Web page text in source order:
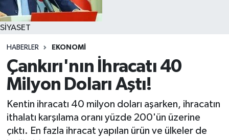
SİYASET
HABERLER EKONOMİ
Çankırı'nın İhracatı 40
Milyon Doları Aştı!
Kentin ihracatı 40 milyon doları aşarken, ihracatın
ithalatı karşılama oranı yüzde 200'ün üzerine
çıktı. En fazla ihracat yapılan ürün ve ülkeler de